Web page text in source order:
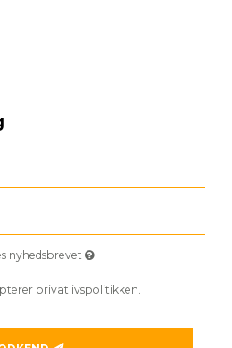
nyhedsbrevet
privatlivspolitikken.